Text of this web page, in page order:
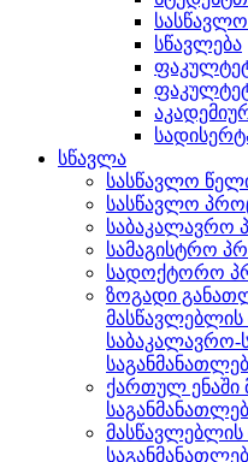
სწავლება
სწავლა
სასწავლო
სასწავლო
საბაკალავრო
სამაგისტრო
სადოქტორო
ზოგადი
მასწავლებლის
საბაკალავრო-
ქართულ ენაში
მასწავლებლის